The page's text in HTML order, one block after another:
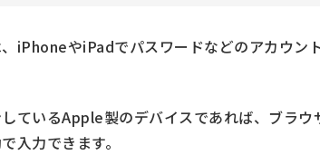
などのApple製品で使用する
関してよくある質問
は設定するべきですか？
iPhoneやiPadでパスワードなどのアカウン
ているApple製のデバイスであれば、ブラウ
入力できます。